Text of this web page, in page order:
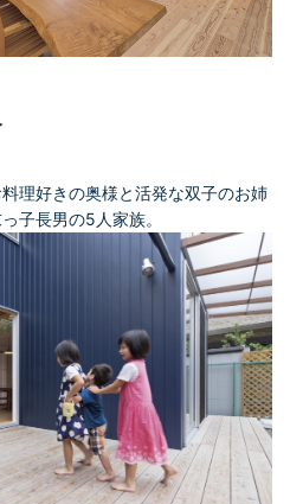
理好きの奥様と活発な双子のお姉
子長男の5人家族。